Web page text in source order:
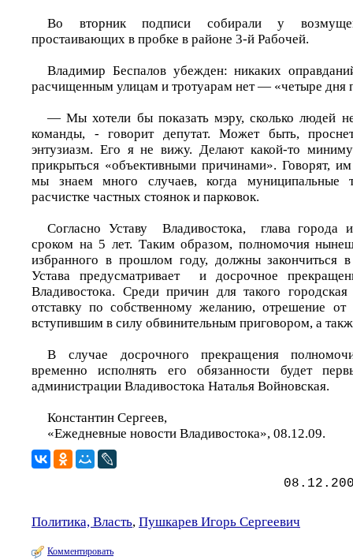
Во вторник подписи собирали у
простаивающих в пробке в районе 3-й Рабочей.
Владимир Беспалов убежден: никаких
расчищенным улицам и тротуарам нет — «четыре дня
— Мы хотели бы показать мэру, сколько людей
команды, - говорит депутат. Может быть,
энтузиазм. Его я не вижу. Делают какой-то
прикрыться «объективными причинами». Говорят,
мы знаем много случаев, когда муниципальные
расчистке частных стоянок и парковок.
Согласно Уставу Владивостока, глава города
сроком на 5 лет. Таким образом, полномочия
избранного в прошлом году, должны закончиться
Устава предусматривает и досрочное
Владивостока. Среди причин для такого городская
отставку по собственному желанию, отрешение
вступившим в силу обвинительным приговором, а
В случае досрочного прекращения
временно исполнять его обязанности будет
администрации Владивостока Наталья Войновская.
Константин Сергеев,
«Ежедневные новости Владивостока», 08.12.09.
Политика, Власть, Пушкарев Игорь Сергеевич
Комментировать